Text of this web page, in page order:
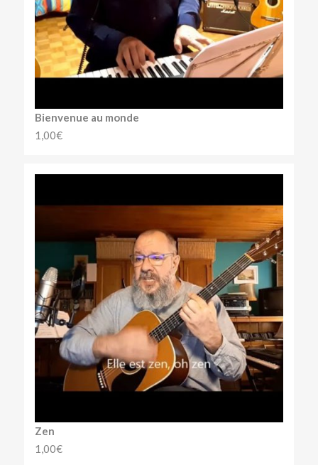
Bienvenue au monde
1,00€
Zen
1,00€